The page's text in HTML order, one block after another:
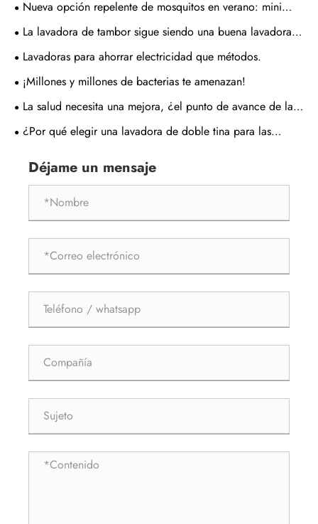
Nueva opción repelente de mosquitos en verano: mini
matamosquitos
La lavadora de tambor sigue siendo una buena lavadora
de ruedas onduladas.
Lavadoras para ahorrar electricidad que métodos.
¡Millones y millones de bacterias te amenazan!
La salud necesita una mejora, ¿el punto de avance de la
empresa de lavadoras es el cuidado de lavado clasificado?
¿Por qué elegir una lavadora de doble tina para las
Déjame un mensaje